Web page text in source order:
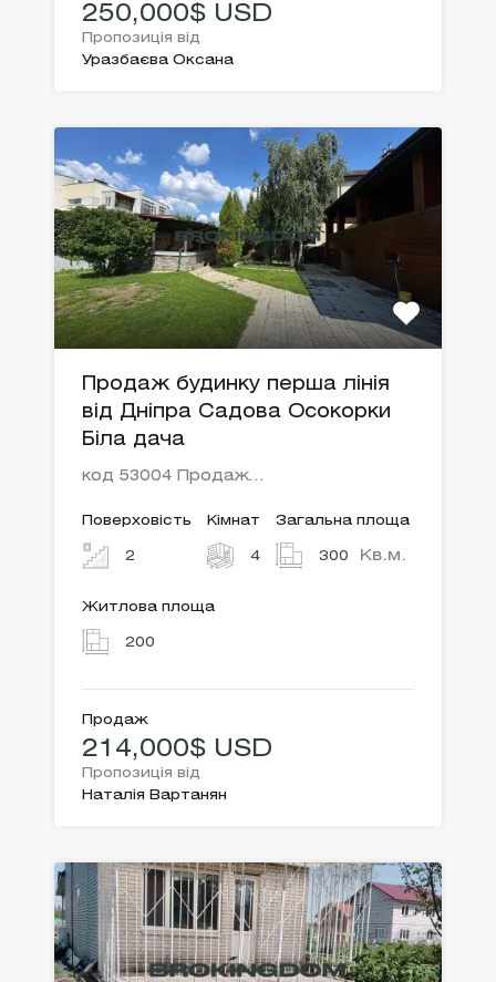
250,000$ USD
Пропозиція від
Уразбаєва Оксана
Продаж будинку перша лінія
від Дніпра Садова Осокорки
Біла дача
код 53004 Продаж…
Поверховість
2
Кімнат
4
Загальна площа
300 Кв.м.
Житлова площа
200
Продаж
214,000$ USD
Пропозиція від
Наталія Вартанян